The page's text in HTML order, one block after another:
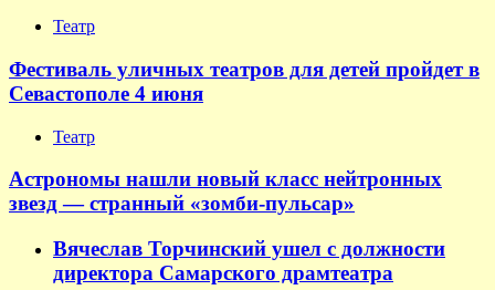
Театр
Фестиваль уличных театров для детей пройдет в
Севастополе 4 июня
Театр
Астрономы нашли новый класс нейтронных
звезд — странный «зомби-пульсар»
Вячеслав Торчинский ушел с должности
директора Самарского драмтеатра